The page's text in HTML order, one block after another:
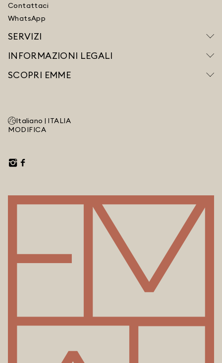
Contattaci
WhatsApp
SERVIZI
INFORMAZIONI LEGALI
SCOPRI EMME
Italiano | ITALIA
MODIFICA